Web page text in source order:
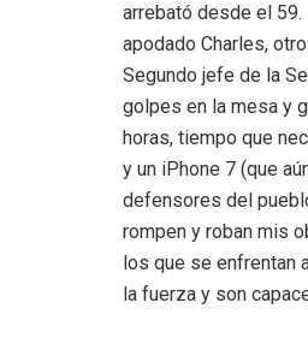
arrebató desde el
apodado Charles,
Segundo jefe de la
golpes en la mesa y
horas, tiempo que
y un iPhone 7 (que
defensores del
rompen y roban mis
los que se enfrentan
la fuerza y son